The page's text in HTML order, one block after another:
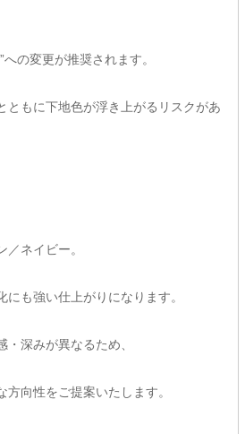
の変更が推奨されます。
ともに下地色が浮き上がるリスクがあ
ネイビー。
にも強い仕上がりになります。
深みが異なるため、
向性をご提案いたします。